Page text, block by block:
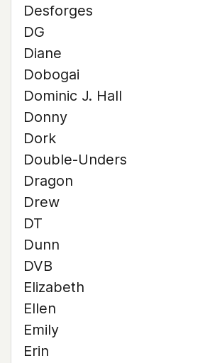
Desforges
DG
Diane
Dobogai
Dominic J. Hall
Donny
Dork
Double-Unders
Dragon
Drew
DT
Dunn
DVB
Elizabeth
Ellen
Emily
Erin